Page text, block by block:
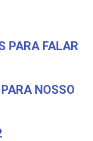
PARA FALAR
NOSSO